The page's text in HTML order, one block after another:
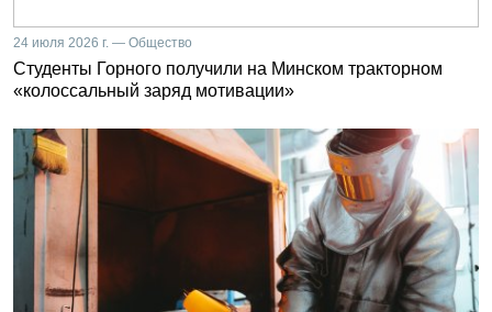
24 июля 2026 г. — Общество
Студенты Горного получили на Минском тракторном
«колоссальный заряд мотивации»